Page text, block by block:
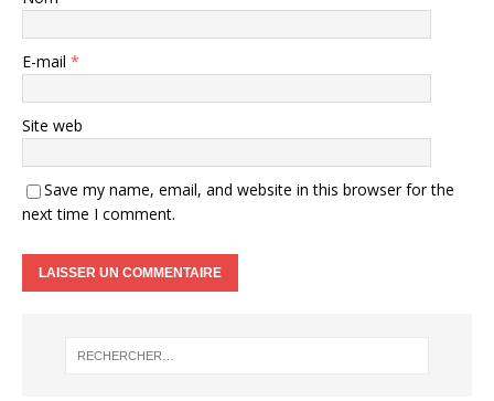
E-mail *
Site web
Save my name, email, and website in this browser for the
next time I comment.